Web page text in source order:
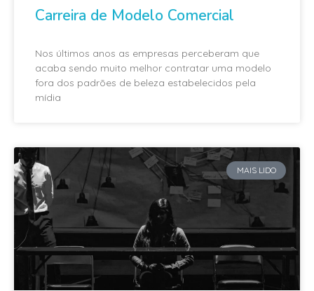
Carreira de Modelo Comercial
Nos últimos anos as empresas perceberam que
acaba sendo muito melhor contratar uma modelo
fora dos padrões de beleza estabelecidos pela
mídia
MAIS LIDO